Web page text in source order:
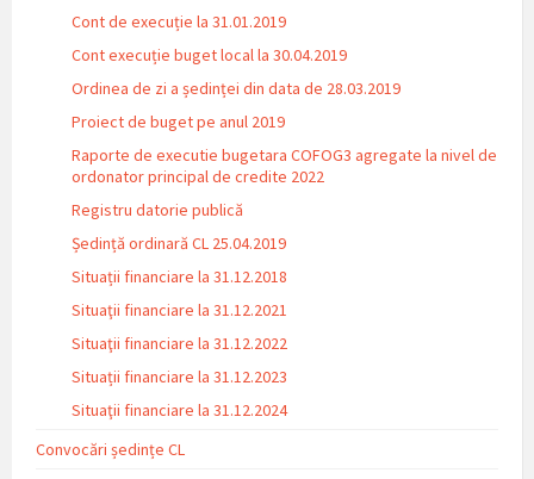
Cont de execuție la 31.01.2019
Cont execuție buget local la 30.04.2019
Ordinea de zi a ședinței din data de 28.03.2019
Proiect de buget pe anul 2019
Raporte de executie bugetara COFOG3 agregate la nivel de
ordonator principal de credite 2022
Registru datorie publică
Ședință ordinară CL 25.04.2019
Situații financiare la 31.12.2018
Situaţii financiare la 31.12.2021
Situaţii financiare la 31.12.2022
Situații financiare la 31.12.2023
Situaţii financiare la 31.12.2024
Convocări ședințe CL